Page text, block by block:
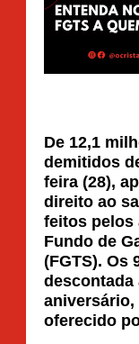
De 12,1
demitidos
feira (28),
direito ao
feitos pelos
Fundo de
(FGTS). Os
descontada
oferecido